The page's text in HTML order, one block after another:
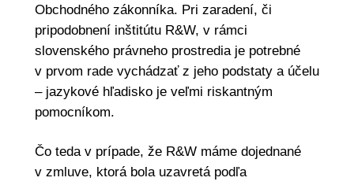
Obchodného zákonníka. Pri zaradení, či
pripodobnení inštitútu R&W, v rámci
slovenského právneho prostredia je potrebné
v prvom rade vychádzať z jeho podstaty a účelu
– jazykové hľadisko je veľmi riskantným
pomocníkom.
Čo teda v prípade, že R&W máme dojednané
v zmluve, ktorá bola uzavretá podľa